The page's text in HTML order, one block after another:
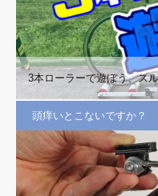
3本ローラーで遊ぼう、ス
頭痒いとこないですか？